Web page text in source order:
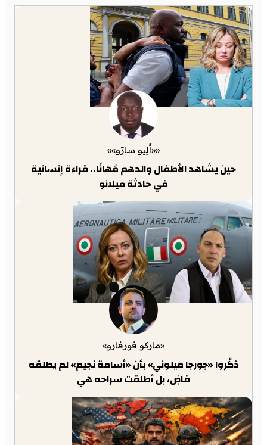
««أَلِيو سارّو»»
حين يشاهد الأطفال والدهم مُهانًا.. قراءة إنسانية
في حادثة ميلانو
«ماركو فورفارو»
ذكّروا «جورجا ميلوني» بأن «أسامة نجيم» لم يطلقه
قاضٍ، بل أطلقت سراحه هي